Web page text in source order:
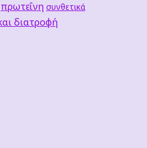
πρωτεΐνη συνθετικά
διατροφή